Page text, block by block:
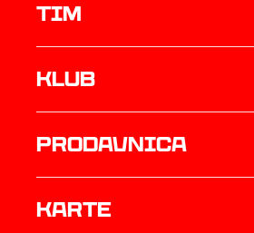
TIM
Klub
prodavnica
Karte